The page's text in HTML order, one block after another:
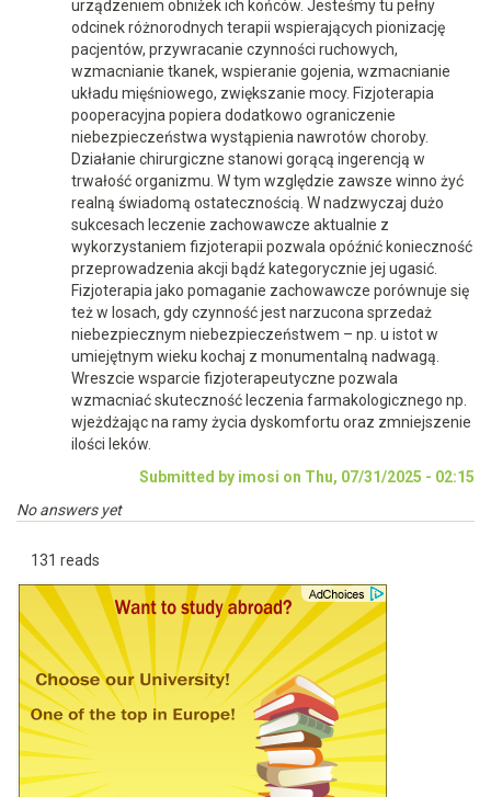
urządzeniem obniżek ich końców. Jesteśmy tu pełny
odcinek różnorodnych terapii wspierających pionizację
pacjentów, przywracanie czynności ruchowych,
wzmacnianie tkanek, wspieranie gojenia, wzmacnianie
układu mięśniowego, zwiększanie mocy. Fizjoterapia
pooperacyjna popiera dodatkowo ograniczenie
niebezpieczeństwa wystąpienia nawrotów choroby.
Działanie chirurgiczne stanowi gorącą ingerencją w
trwałość organizmu. W tym względzie zawsze winno żyć
realną świadomą ostatecznością. W nadzwyczaj dużo
sukcesach leczenie zachowawcze aktualnie z
wykorzystaniem fizjoterapii pozwala opóźnić konieczność
przeprowadzenia akcji bądź kategorycznie jej ugasić.
Fizjoterapia jako pomaganie zachowawcze porównuje się
też w losach, gdy czynność jest narzucona sprzedaż
niebezpiecznym niebezpieczeństwem – np. u istot w
umiejętnym wieku kochaj z monumentalną nadwagą.
Wreszcie wsparcie fizjoterapeutyczne pozwala
wzmacniać skuteczność leczenia farmakologicznego np.
wjeżdżając na ramy życia dyskomfortu oraz zmniejszenie
ilości leków.
Submitted by imosi on Thu, 07/31/2025 - 02:15
No answers yet
131 reads